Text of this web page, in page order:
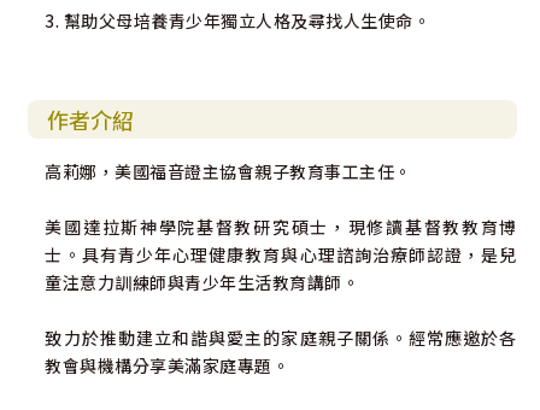
3. 幫助父母培養青少年獨立人格及尋找人生使命。
作者介紹
高莉娜，美國福音證主協會親子教育事工主任。
美國達拉斯神學院基督教研究碩士，現修讀基督教教育博
士。具有青少年心理健康教育與心理諮詢治療師認證，是兒
童注意力訓練師與青少年生活教育講師。
致力於推動建立和諧與愛主的家庭親子關係。經常應邀於各
教會與機構分享美滿家庭專題。